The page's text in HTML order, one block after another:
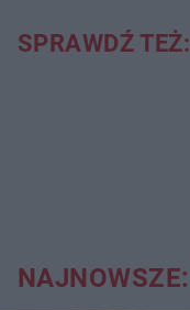
SPRAWDŹ TEŻ:
NAJNOWSZE: